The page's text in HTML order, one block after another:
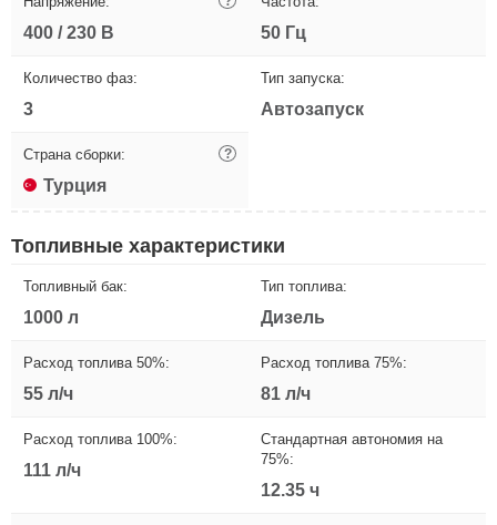
400 / 230 В 50 Гц
Количество фаз:
3
Тип запуска:
Автозапуск
Страна сборки: ?
Турция
Топливные характеристики
Топливный бак:
1000 л
Тип топлива:
Дизель
Расход топлива 50%:
55 л/ч
Расход топлива 75%:
81 л/ч
Расход топлива 100%:
111 л/ч
Стандартная автономия на
75%:
12.35 ч